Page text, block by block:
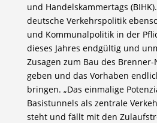
und Handelskammertags
deutsche Verkehrspolitik
und Kommunalpolitik in der
dieses Jahres endgültig und
Zusagen zum Bau des
geben und das Vorhaben
bringen. „Das einmalige
Basistunnels als zentrale
steht und fällt mit den